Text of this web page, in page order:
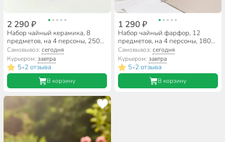
2 290 ₽
Набор чайный керамика, 8
предметов, на 4 персоны, 250
мл, Beatrix, Стрекоза,
МЛ101P/4, подарочная
упаковка
Самовывоз:сегодня
Курьером:завтра
5•2 отзыва
В корзину
1 290 ₽
Набор чайный фарфор, 12
предметов, на 4 персоны, 180
мл, с ложками, Горячий
шоколад, RS097-1060J,
подарочная упаковка
Самовывоз: сегодня
Курьером: завтра
5•2 отзыва
В корзину